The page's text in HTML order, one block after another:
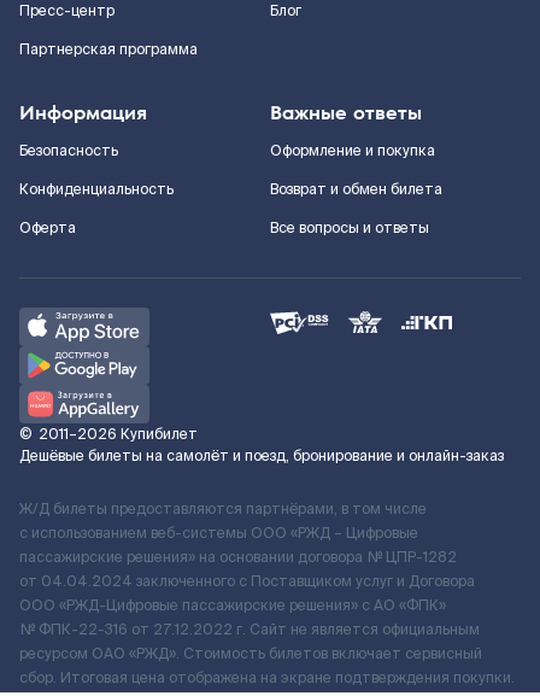
Пресс-центр
Партнерская программа
Блог
Информация
Безопасность
Конфиденциальность
Оферта
Важные ответы
Оформление и покупка
Возврат и обмен билета
Все вопросы и ответы
© 2011–2026 Купибилет
Дешёвые билеты на самолёт и поезд, бронирование и онлайн-заказ
Ж/Д билеты предоставляются партнёрами, в том числе
с использованием веб-системы ООО «РЖД – Цифровые
пассажирские решения» на основании договора № ЦПР-1282
от 04.04.2024 заключенного с Поставщиком услуг и Договора
ООО «РЖД-Цифровые пассажирские решения» c АО «ФПК»
№ ФПК-22-316 от 27.12.2022 г. Сайт не является официальным
ресурсом ОАО «РЖД». Стоимость билетов включает сервисный
сбор. Итоговая цена отображена на экране подтверждения покупки.